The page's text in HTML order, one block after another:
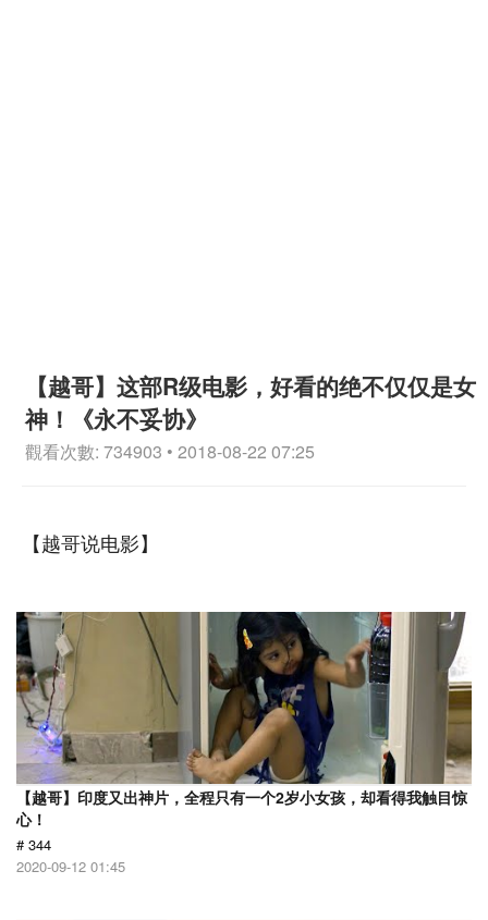
【越哥】这部R级电影，好看的绝不仅仅是女
神！《永不妥协》
觀看次數: 734903 • 2018-08-22 07:25
【越哥说电影】
【越哥】印度又出神片，全程只有一个2岁小女孩，却看得我触目惊
心！
# 344
2020-09-12 01:45